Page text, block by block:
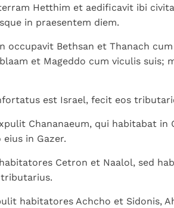
Hetthim et aedificavit ibi
in praesentem diem.
occupavit Bethsan et Thanach
et Mageddo cum viculis suis;
est Israel, fecit eos
Chananaeum, qui habitabat in
eius in Gazer.
Cetron et Naalol, sed
habitatores Achcho et Sidonis,